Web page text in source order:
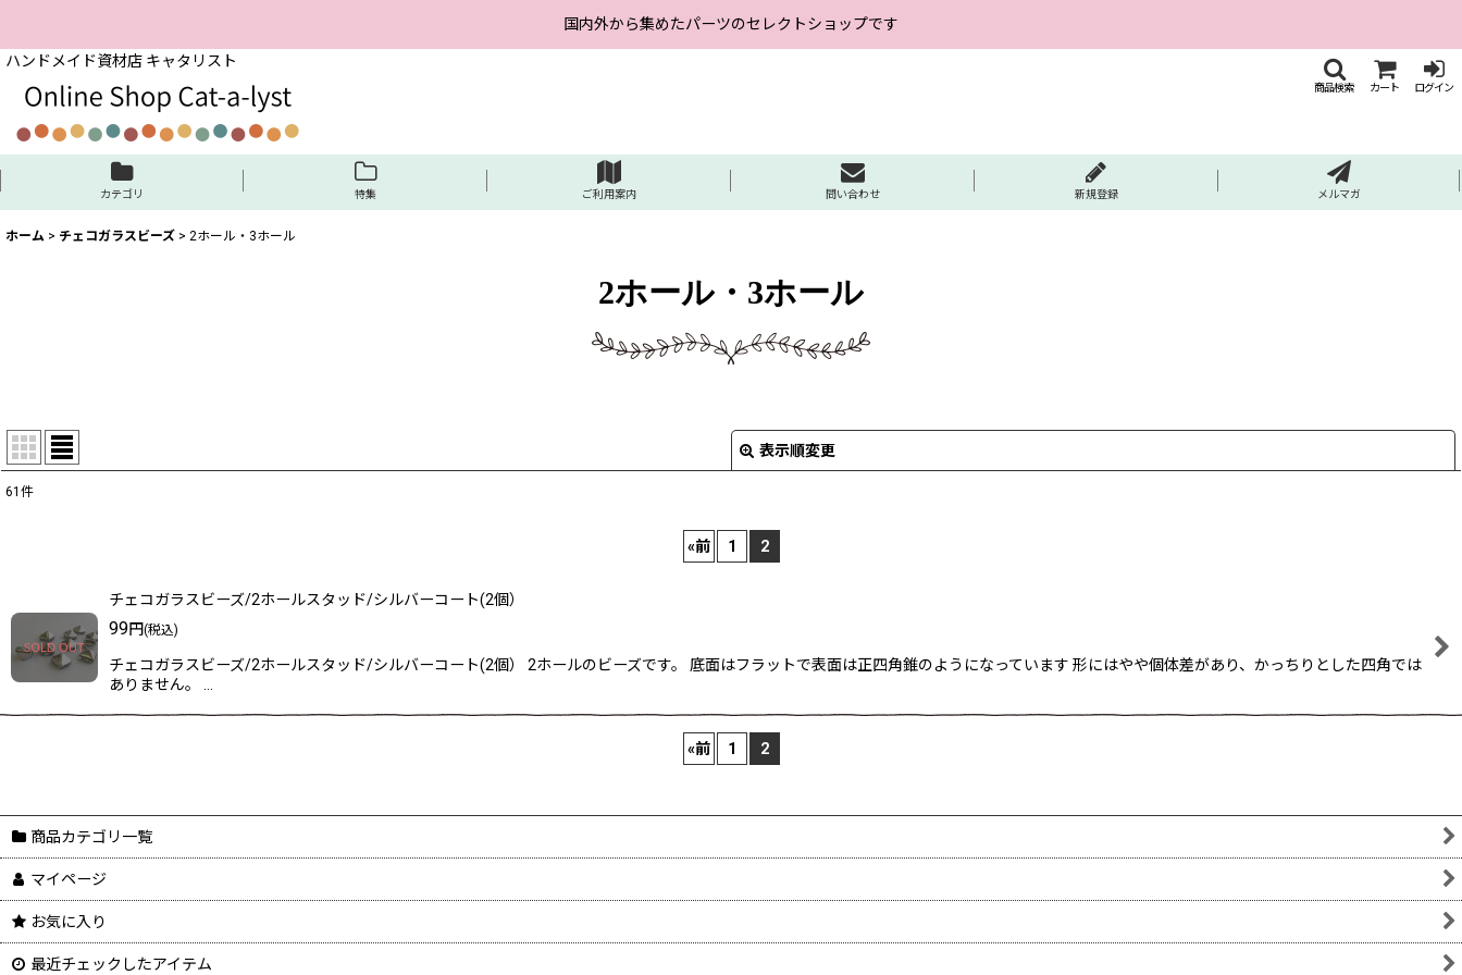
国内外から集めたパーツのセレクトショップです
ハンドメイド資材店 キャタリスト
商品検索 カート ログイン
カテゴリ 特集 ご利用案内 問い合わせ 新規登録 メルマガ
ホーム > チェコガラスビーズ > 2ホール・3ホール
2ホール・3ホール
表示順変更
並び順:
絞り込む
61 件
«前 1 2
チェコガラスビーズ/2ホールスタッド/シルバーコート(2個）
99円(税込)
チェコガラスビーズ/2ホールスタッド/シルバーコート(2個） 2ホールのビーズです。 底面はフラットで表面は正四角錐のようになっています 形にはやや個体差があり、かっちりとした四角では
ありません。 …
«前 1 2
商品カテゴリ一覧
マイページ
お気に入り
最近チェックしたアイテム